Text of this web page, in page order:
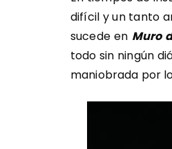
difícil y un tanto
sucede en Muro
todo sin ningún
maniobrada por